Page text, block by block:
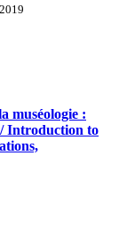
muséologie :
Introduction to